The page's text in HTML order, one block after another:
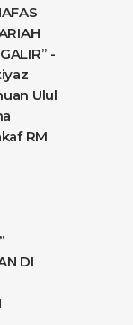
-
Ulul
RM
DI